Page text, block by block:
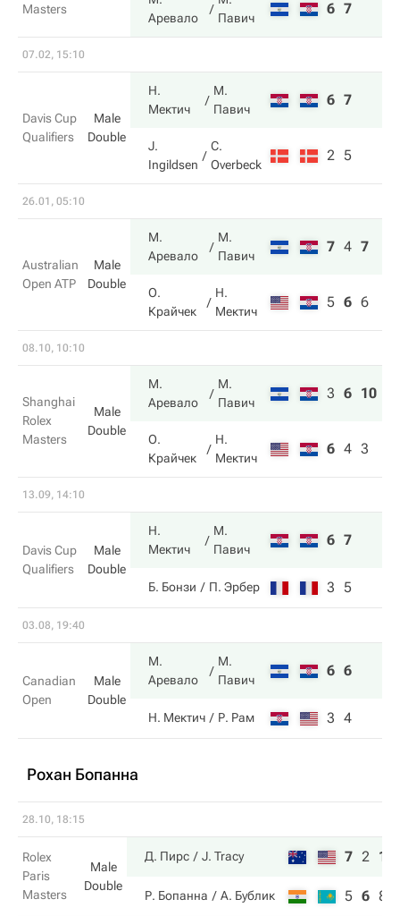
Masters
Аревало
Павич
6 7
07.02, 15:10
Davis Cup
Qualifiers
Male
Double
Н.
Мектич
М.
Павич
6 7
J.
Ingildsen
C.
Overbeck
2 5
26.01, 05:10
Australian
Open ATP
Male
Double
М.
Аревало
М.
Павич
7 4 7
О.
Крайчек
Н.
Мектич
5 6 6
08.10, 10:10
Shanghai
Rolex
Masters
Male
Double
М.
Аревало
М.
Павич
3 6 10
О.
Крайчек
Н.
Мектич
6 4 3
13.09, 14:10
Davis Cup
Qualifiers
Male
Double
Н.
Мектич
М.
Павич
6 7
Б. Бонзи П. Эрбер 3 5
03.08, 19:40
Canadian
Open
Male
Double
М.
Аревало
М.
Павич
6 6
Н. Мектич Р. Рам 3 4
Рохан Бопанна
28.10, 18:15
Rolex
Paris
Masters
Male
Double
Д. Пирс J. Tracy 7 2 10
Р. Бопанна А. Бублик 5 6 8